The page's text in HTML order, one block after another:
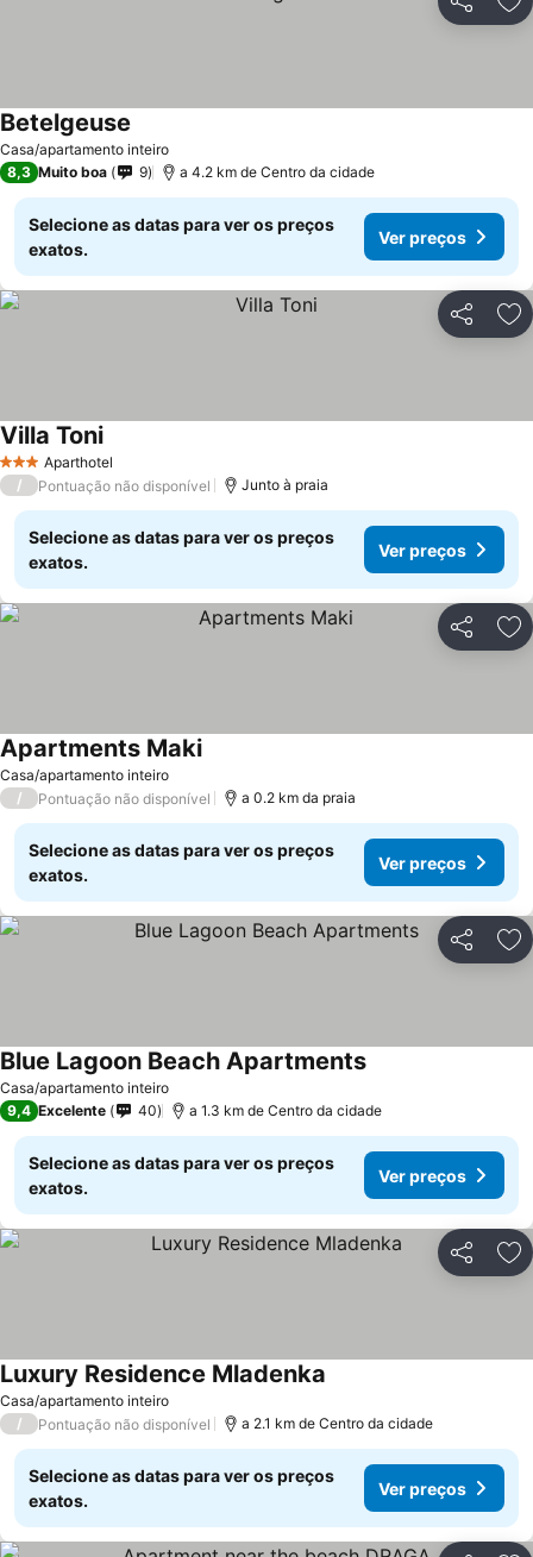
Partilhar
Casa/apartamento inteiro
Betelgeuse
8,3 Muito boa 9 a 4.2 km de Centro da cidade
Selecione as datas para ver os preços
exatos.
Ver preços
Partilhar
3 EstrelasAparthotel
Villa Toni
/ Pontuação não disponível Junto à praia
Selecione as datas para ver os preços
exatos.
Ver preços
Partilhar
Casa/apartamento inteiro
Apartments Maki
/ Pontuação não disponível a 0.2 km da praia
Selecione as datas para ver os preços
exatos.
Ver preços
Partilhar
Casa/apartamento inteiro
Blue Lagoon Beach Apartments
9,4 Excelente 40 a 1.3 km de Centro da cidade
Selecione as datas para ver os preços
exatos.
Ver preços
Partilhar
Casa/apartamento inteiro
Luxury Residence Mladenka
/ Pontuação não disponível a 2.1 km de Centro da cidade
Selecione as datas para ver os preços
exatos.
Ver preços